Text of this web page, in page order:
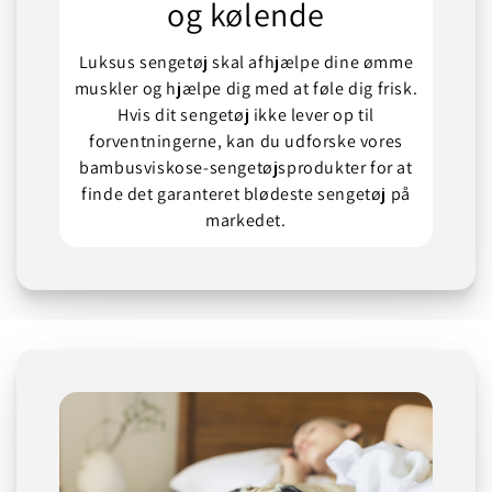
og kølende
Luksus sengetøj skal afhjælpe dine ømme
muskler og hjælpe dig med at føle dig frisk.
Hvis dit sengetøj ikke lever op til
forventningerne, kan du udforske vores
bambusviskose-sengetøjsprodukter for at
finde det garanteret blødeste sengetøj på
markedet.